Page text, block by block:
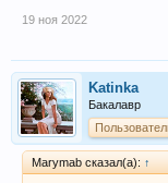
19 ноя 2022
Katinka
Бакалавр
Marymab сказал(а): ↑